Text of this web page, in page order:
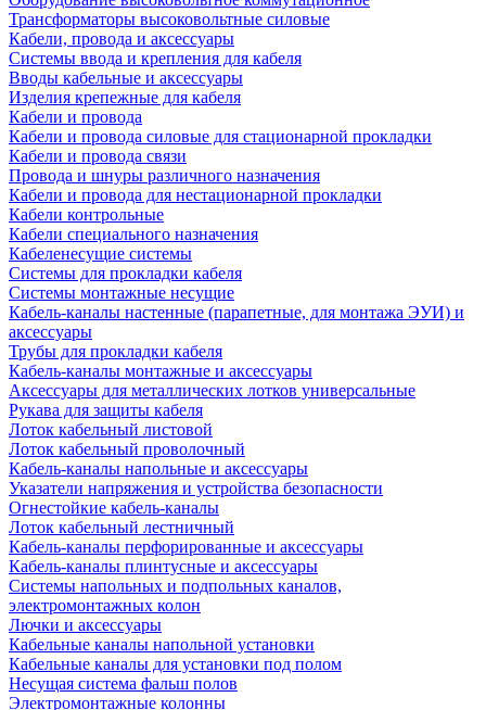
Трансформаторы высоковольтные силовые
Кабели, провода и аксессуары
Системы ввода и крепления для кабеля
Вводы кабельные и аксессуары
Изделия крепежные для кабеля
Кабели и провода
Кабели и провода силовые для стационарной прокладки
Кабели и провода связи
Провода и шнуры различного назначения
Кабели и провода для нестационарной прокладки
Кабели контрольные
Кабели специального назначения
Кабеленесущие системы
Системы для прокладки кабеля
Системы монтажные несущие
Кабель-каналы настенные (парапетные, для монтажа ЭУИ) и
аксессуары
Трубы для прокладки кабеля
Кабель-каналы монтажные и аксессуары
Аксессуары для металлических лотков универсальные
Рукава для защиты кабеля
Лоток кабельный листовой
Лоток кабельный проволочный
Кабель-каналы напольные и аксессуары
Указатели напряжения и устройства безопасности
Огнестойкие кабель-каналы
Лоток кабельный лестничный
Кабель-каналы перфорированные и аксессуары
Кабель-каналы плинтусные и аксессуары
Системы напольных и подпольных каналов,
электромонтажных колон
Лючки и аксессуары
Кабельные каналы напольной установки
Кабельные каналы для установки под полом
Несущая система фальш полов
Электромонтажные колонны